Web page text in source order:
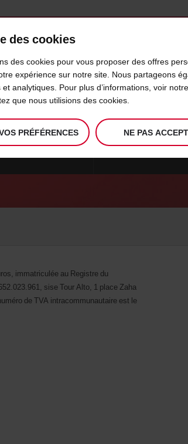
FIDÉLITÉ
immatriculée au Registre du
sise Tour Alto, 1 place Zaha
de TVA intracommunautaire est le
des cookies
des cookies pour vous proposer des offres
expérience sur notre site. Nous partageons
et analytiques. Pour plus d’informations, voir notre
que nous utilisions des cookies.
PRÉFÉRENCES NE PAS